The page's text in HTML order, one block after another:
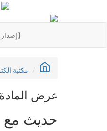
【
مكتبة
عرض المادة
حديث مع